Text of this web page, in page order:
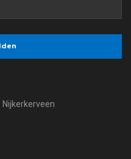
Nijkerkerveen